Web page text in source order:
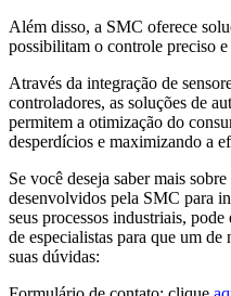
Além disso, a SMC oferece
possibilitam o controle preciso
Através da integração de
controladores, as soluções de
permitem a otimização do
desperdícios e maximizando a
Se você deseja saber mais
desenvolvidos pela SMC para
seus processos industriais,
de especialistas para que um
suas dúvidas: